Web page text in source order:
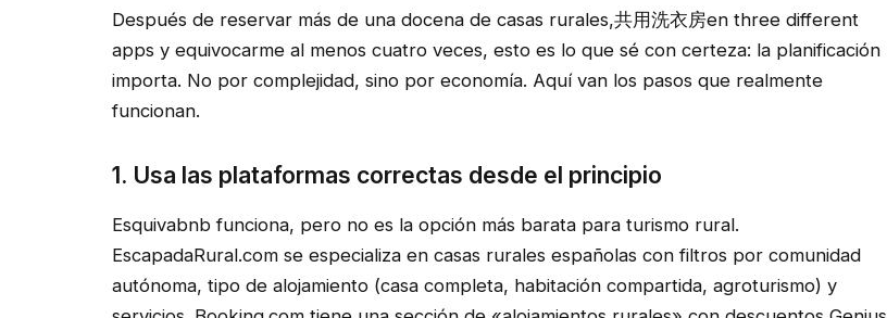
Después de reservar más de una docena de casas rurales,共用洗衣房en three different
apps y equivocarme al menos cuatro veces, esto es lo que sé con certeza: la planificación
importa. No por complejidad, sino por economía. Aquí van los pasos que realmente
funcionan.
1. Usa las plataformas correctas desde el principio
Esquivabnb funciona, pero no es la opción más barata para turismo rural.
EscapadaRural.com se especializa en casas rurales españolas con filtros por comunidad
autónoma, tipo de alojamiento (casa completa, habitación compartida, agroturismo) y